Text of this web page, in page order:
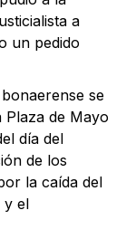
a
un pedido
se
Plaza de Mayo
día del
de los
la caída del
y el